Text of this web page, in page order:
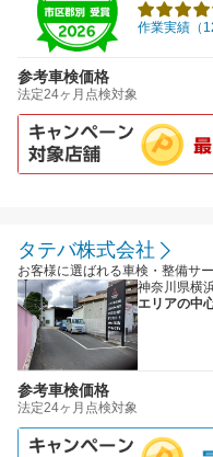
作業実績（
参考車検価格
法定24ヶ月点検対象
タテバ株式会社
お客様に選ばれる車検・整備サ
神奈川県横
エリアの中
参考車検価格
法定24ヶ月点検対象